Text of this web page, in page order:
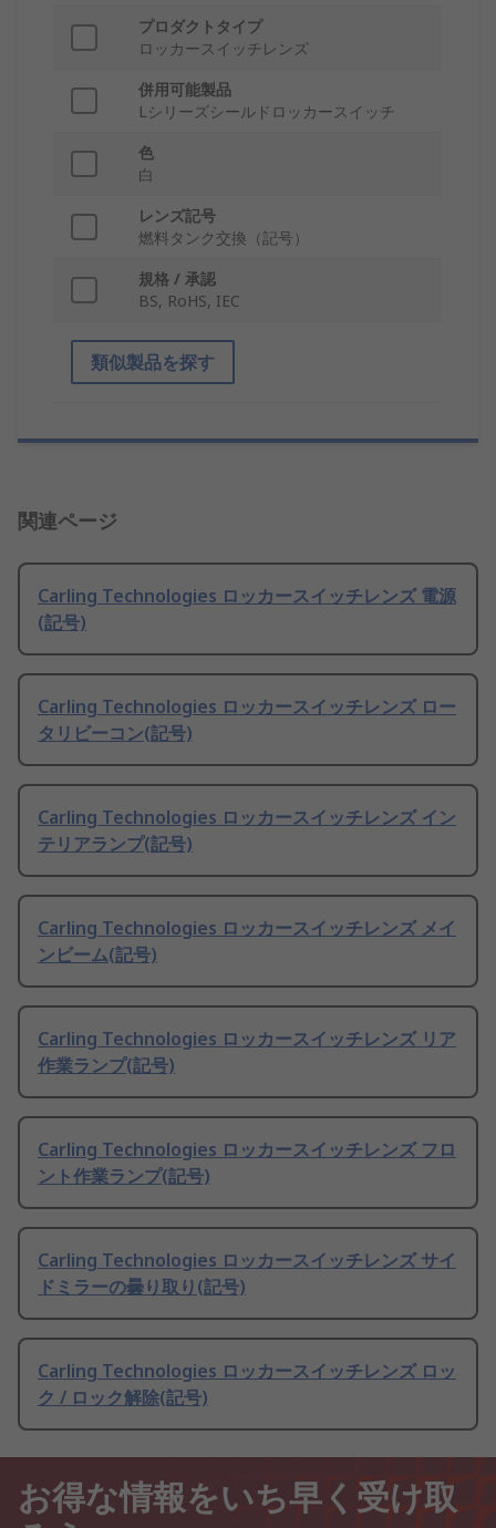
プロダクトタイプ
ロッカースイッチレンズ
併用可能製品
Lシリーズシールドロッカースイッチ
色
白
レンズ記号
燃料タンク交換（記号）
規格 / 承認
BS, RoHS, IEC
類似製品を探す
関連ページ
Carling Technologies ロッカースイッチレンズ 電源
(記号)
Carling Technologies ロッカースイッチレンズ ロー
タリビーコン(記号)
Carling Technologies ロッカースイッチレンズ イン
テリアランプ(記号)
Carling Technologies ロッカースイッチレンズ メイ
ンビーム(記号)
Carling Technologies ロッカースイッチレンズ リア
作業ランプ(記号)
Carling Technologies ロッカースイッチレンズ フロ
ント作業ランプ(記号)
Carling Technologies ロッカースイッチレンズ サイ
ドミラーの曇り取り(記号)
Carling Technologies ロッカースイッチレンズ ロッ
ク / ロック解除(記号)
お得な情報をいち早く受け取